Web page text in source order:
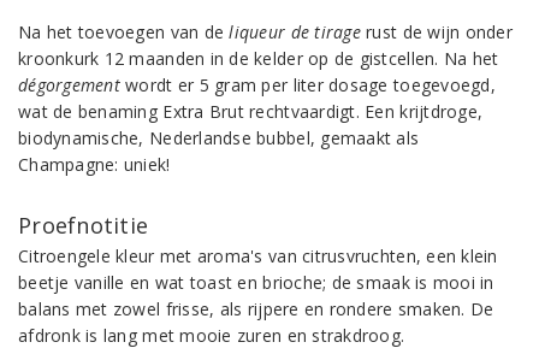
Na het toevoegen van deliqueur de tiragerust de wijn onder
kroonkurk 12 maanden in de kelder op de gistcellen. Na het
dégorgementwordt er 5 gram per liter dosage toegevoegd,
wat de benaming Extra Brut rechtvaardigt. Een krijtdroge,
biodynamische, Nederlandse bubbel, gemaakt als
Champagne: uniek!
Proefnotitie
Citroengele kleur met aroma's van citrusvruchten, een klein
beetje vanille en wat toast en brioche; de smaak is mooi in
balans met zowel frisse, als rijpere en rondere smaken. De
afdronk is lang met mooie zuren en strakdroog.